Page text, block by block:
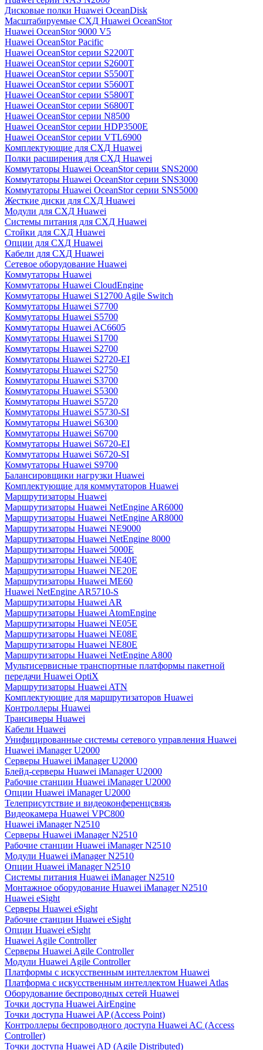
Дисковые полки Huawei OceanDisk
Масштабируемые СХД Huawei OceanStor
Huawei OceanStor 9000 V5
Huawei OceanStor Pacific
Huawei OceanStor серии S2200T
Huawei OceanStor серии S2600T
Huawei OceanStor серии S5500T
Huawei OceanStor серии S5600T
Huawei OceanStor серии S5800T
Huawei OceanStor серии S6800T
Huawei OceanStor серии N8500
Huawei OceanStor серии HDP3500E
Huawei OceanStor серии VTL6900
Комплектующие для СХД Huawei
Полки расширения для СХД Huawei
Коммутаторы Huawei OceanStor серии SNS2000
Коммутаторы Huawei OceanStor серии SNS3000
Коммутаторы Huawei OceanStor серии SNS5000
Жесткие диски для СХД Huawei
Модули для СХД Huawei
Системы питания для СХД Huawei
Стойки для СХД Huawei
Опции для СХД Huawei
Кабели для СХД Huawei
Сетевое оборудование Huawei
Коммутаторы Huawei
Коммутаторы Huawei CloudEngine
Коммутаторы Huawei S12700 Agile Switch
Коммутаторы Huawei S7700
Коммутаторы Huawei S5700
Коммутаторы Huawei AC6605
Коммутаторы Huawei S1700
Коммутаторы Huawei S2700
Коммутаторы Huawei S2720-EI
Коммутаторы Huawei S2750
Коммутаторы Huawei S3700
Коммутаторы Huawei S5300
Коммутаторы Huawei S5720
Коммутаторы Huawei S5730-SI
Коммутаторы Huawei S6300
Коммутаторы Huawei S6700
Коммутаторы Huawei S6720-EI
Коммутаторы Huawei S6720-SI
Коммутаторы Huawei S9700
Балансировщики нагрузки Huawei
Комплектующие для коммутаторов Huawei
Маршрутизаторы Huawei
Маршрутизаторы Huawei NetEngine AR6000
Маршрутизаторы Huawei NetEngine AR8000
Маршрутизаторы Huawei NE9000
Маршрутизаторы Huawei NetEngine 8000
Маршрутизаторы Huawei 5000E
Маршрутизаторы Huawei NE40E
Маршрутизаторы Huawei NE20E
Маршрутизаторы Huawei ME60
Huawei NetEngine AR5710-S
Маршрутизаторы Huawei AR
Маршрутизаторы Huawei AtomEngine
Маршрутизаторы Huawei NE05E
Маршрутизаторы Huawei NE08E
Маршрутизаторы Huawei NE80E
Маршрутизаторы Huawei NetEngine A800
Мультисервисные транспортные платформы пакетной
передачи Huawei OptiX
Маршрутизаторы Huawei ATN
Комплектующие для маршрутизаторов Huawei
Контроллеры Huawei
Трансиверы Huawei
Кабели Huawei
Унифицированные системы сетевого управления Huawei
Huawei iManager U2000
Серверы Huawei iManager U2000
Блейд-серверы Huawei iManager U2000
Рабочие станции Huawei iManager U2000
Опции Huawei iManager U2000
Телеприсутствие и видеоконференцсвязь
Видеокамера Huawei VPC800
Huawei iManager N2510
Серверы Huawei iManager N2510
Рабочие станции Huawei iManager N2510
Модули Huawei iManager N2510
Опции Huawei iManager N2510
Системы питания Huawei iManager N2510
Монтажное оборудование Huawei iManager N2510
Huawei eSight
Серверы Huawei eSight
Рабочие станции Huawei eSight
Опции Huawei eSight
Huawei Agile Controller
Серверы Huawei Agile Controller
Модули Huawei Agile Controller
Платформы с искусственным интеллектом Huawei
Платформа с искусственным интеллектом Huawei Atlas
Оборудование беспроводных сетей Huawei
Точки доступа Huawei AirEngine
Точки доступа Huawei AP (Access Point)
Контроллеры беспроводного доступа Huawei AC (Access
Controller)
Точки доступа Huawei AD (Agile Distributed)